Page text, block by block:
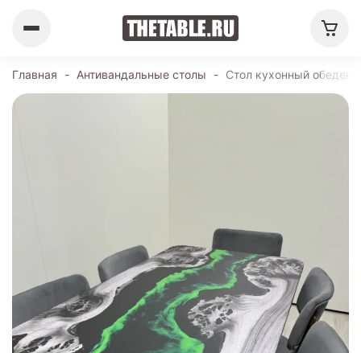
Главная - Антивандальные столы - Стол кухонный